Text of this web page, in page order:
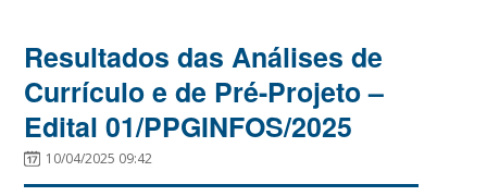
Resultados das Análises de
Currículo e de Pré-Projeto –
Edital 01/PPGINFOS/2025
10/04/2025 09:42